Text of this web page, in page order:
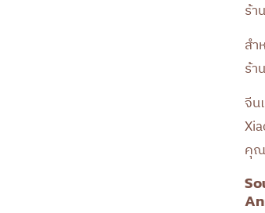
ร้า
สำ
ร้า
จีน
คุณ